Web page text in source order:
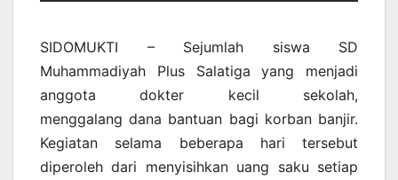
SIDOMUKTI – Sejumlah siswa SD
Muhammadiyah Plus Salatiga yang menjadi
anggota dokter kecil sekolah,
menggalang dana bantuan bagi korban banjir.
Kegiatan selama beberapa hari tersebut
diperoleh dari menyisihkan uang saku setiap